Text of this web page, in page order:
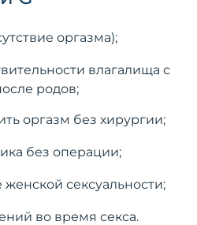
оргазма);
влагалища с
родов;
оргазм без хирургии;
без операции;
сексуальности;
во время секса.